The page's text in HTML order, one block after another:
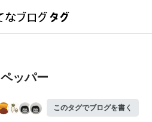
ペッパー
このタグでブログを書く